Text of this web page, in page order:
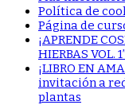
Política de
Página de
¡APRENDE
HIERBAS VOL.
¡LIBRO EN
invitación a
plantas